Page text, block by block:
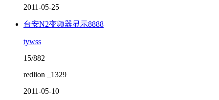
2011-05-25
台安N2变频器显示8888
tywss
15/882
redlion _1329
2011-05-10